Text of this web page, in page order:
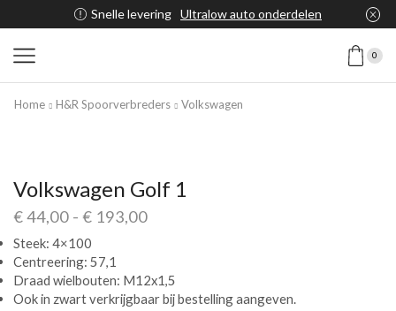
Snelle levering Ultralow auto onderdelen
0
Home H&R Spoorverbreders Volkswagen
Volkswagen Golf 1
€44,00 - € 193,00
Steek: 4×100
Centreering: 57,1
Draad wielbouten: M12x1,5
Ook in zwart verkrijgbaar bij bestelling aangeven.